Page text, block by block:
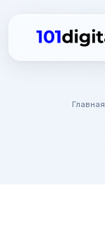
Главная